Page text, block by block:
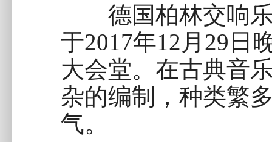
德国柏林交响乐
于2017年12月29日
大会堂。在古典音
杂的编制，种类繁
气。